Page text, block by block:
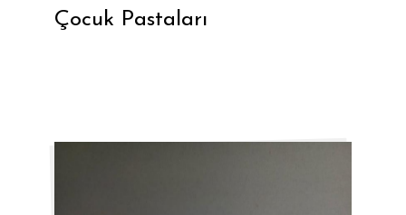
Çocuk Pastaları